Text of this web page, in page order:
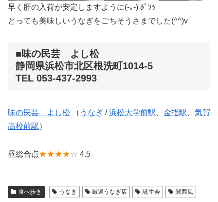
早く肝の入荷が安定しますように(-｡-) ﾎﾞｿｯ
とっても美味しいうなぎをごちそうさまでした(^^)v
■味の民芸 よし松
静岡県浜松市北区根洗町1014-5
TEL 053-437-2993
味の民芸 よし松 （ うなぎ /浜松大学前駅 金指駅
気賀
高校前駅）
昼総合点★★★★☆ 4.5
食べ歩き うなぎ 厳選うなぎ店 誕生会 関西風